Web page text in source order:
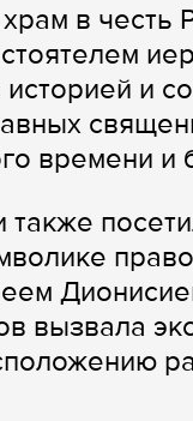
в
историей и
времени и
вызвала